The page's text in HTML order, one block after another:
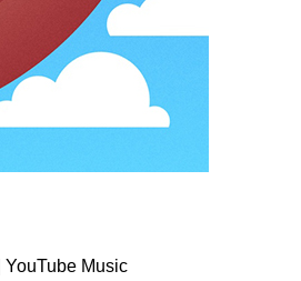
| YouTube Music